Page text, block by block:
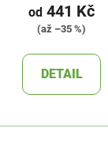
od 441 Kč
(až –35 %)
DETAIL